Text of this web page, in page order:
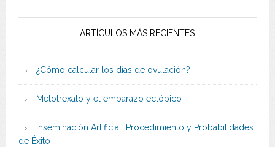
ARTÍCULOS MÁS RECIENTES
¿Cómo calcular los días de ovulación?
Metotrexato y el embarazo ectópico
Inseminación Artificial: Procedimiento y Probabilidades
de Éxito